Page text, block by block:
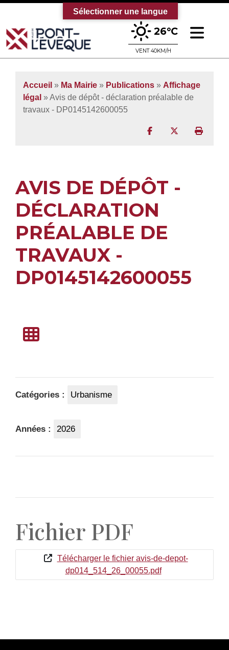
Bienvenue sur le site officiel de la
26°C
VENT 40KM/H
Accueil » Ma Mairie » Publications » Affichage
légal » Avis de dépôt - déclaration préalable de
travaux - DP0145142600055
Partager surPartager sur
AVIS DE DÉPÔT -
DÉCLARATION
PRÉALABLE DE
TRAVAUX -
DP0145142600055
Catégories : Urbanisme
Années : 2026
Fichier PDF
Télécharger le fichier avis-de-depot-
dp014_514_26_00055.pdf
Sélectionner une langue